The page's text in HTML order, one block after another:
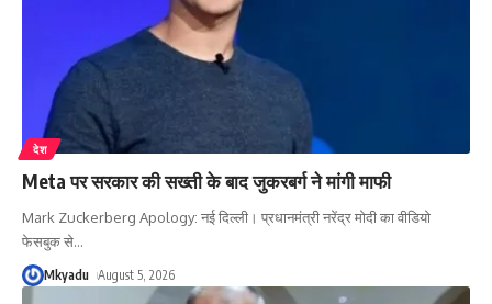
देश
Meta पर सरकार की सख्ती के बाद जुकरबर्ग ने मांगी माफी
Mark Zuckerberg Apology: नई दिल्ली। प्रधानमंत्री नरेंद्र मोदी का वीडियो
फेसबुक से…
Mkyadu August 5, 2026